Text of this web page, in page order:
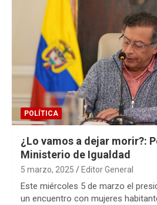
POLÍTICA
¿Lo vamos a dejar morir?:
Ministerio de Igualdad
5 marzo, 2025 Editor General
Este miércoles 5 de marzo el
un encuentro con mujeres